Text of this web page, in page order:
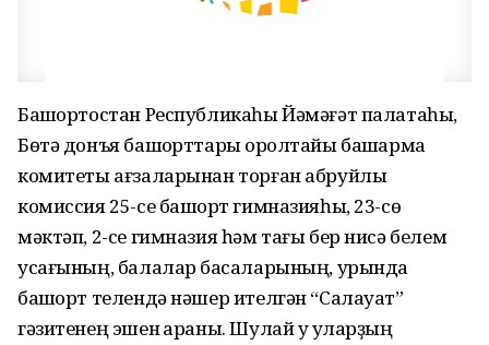
Башҡортостан Республикаһы Йәмәғәт палатаһы,
Бөтә донъя башҡорттары ҡоролтайы башҡарма
комитеты ағзаларынан торған абруйлы
комиссия 25-се башҡорт гимназияһы, 23-сө
мәктәп, 2-се гимназия һәм тағы бер нисә белем
усағының, балалар баҡсаларының, урында
башҡорт телендә нәшер ителгән “Салауат”
гәзитенең эшен ҡараны. Шулай уҡ уларҙың